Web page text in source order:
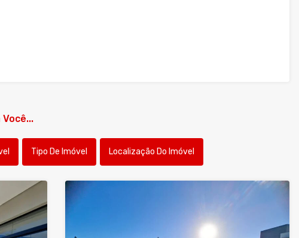
Tipo De Imóvel Localização Do Imóvel